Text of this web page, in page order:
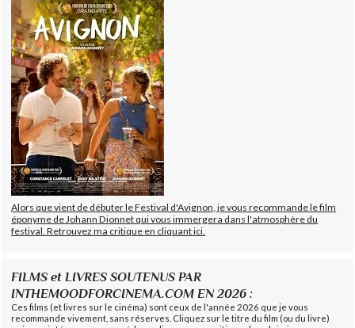
Alors que vient de débuter le Festival d'Avignon, je vous recommande le film
éponyme de Johann Dionnet qui vous immergera dans l'atmosphère du
festival. Retrouvez ma critique en cliquant ici.
FILMS et LIVRES SOUTENUS PAR
INTHEMOODFORCINEMA.COM EN 2026 :
Ces films (et livres sur le cinéma) sont ceux de l'année 2026 que je vous
recommande vivement, sans réserves. Cliquez sur le titre du film (ou du livre)